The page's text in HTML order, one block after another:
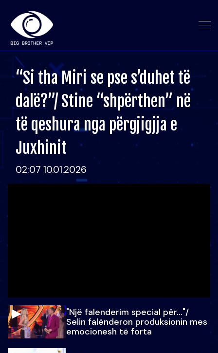
“Si tha Miri se pse s’duhet të
dalë?”/ Stine “shpërthen” në
të qeshura nga përgjigjja e
Juxhinit
02:07 10.01.2026
"Një falenderim special për…"/
Selin falënderon produksionin mes
emocionesh të forta